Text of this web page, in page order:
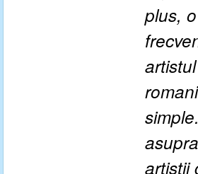
plus,
artistii